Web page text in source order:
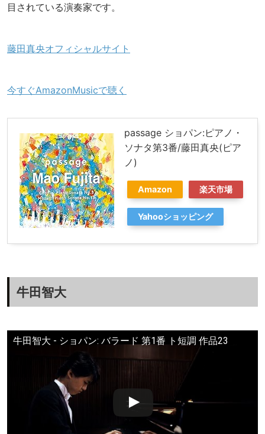
目されている演奏家です。
藤田真央オフィシャルサイト
今すぐAmazonMusicで聴く
passage ショパン:ピアノ・
ソナタ第3番/藤田真央(ピア
ノ)
Amazon 楽天市場
Yahooショッピング
牛田智大
牛田智大 - ショパン: バラード 第1番 ト短調 作品23